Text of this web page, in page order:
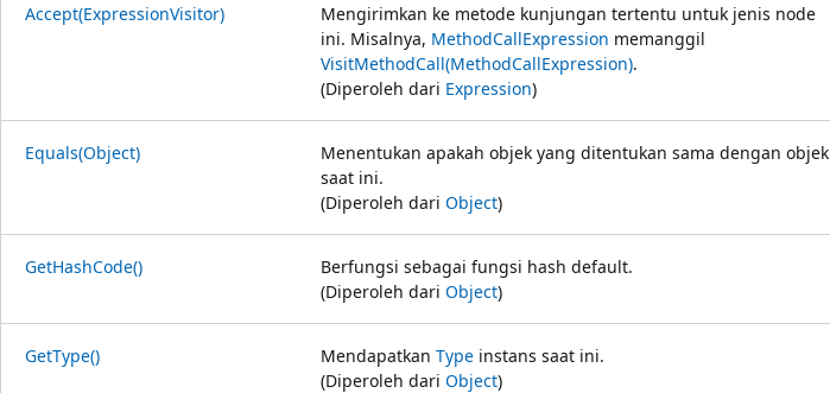
Accept(ExpressionVisitor)
Mengirimkan ke metode kunjungan tertentu untuk jenis node
ini. Misalnya, MethodCallExpression memanggil
VisitMethodCall(MethodCallExpression).
(Diperoleh dari Expression)
Equals(Object)
Menentukan apakah objek yang ditentukan sama dengan objek
saat ini.
(Diperoleh dari Object)
GetHashCode()
Berfungsi sebagai fungsi hash default.
(Diperoleh dari Object)
GetType() Mendapatkan Type instans saat ini.
(Diperoleh dari Object)